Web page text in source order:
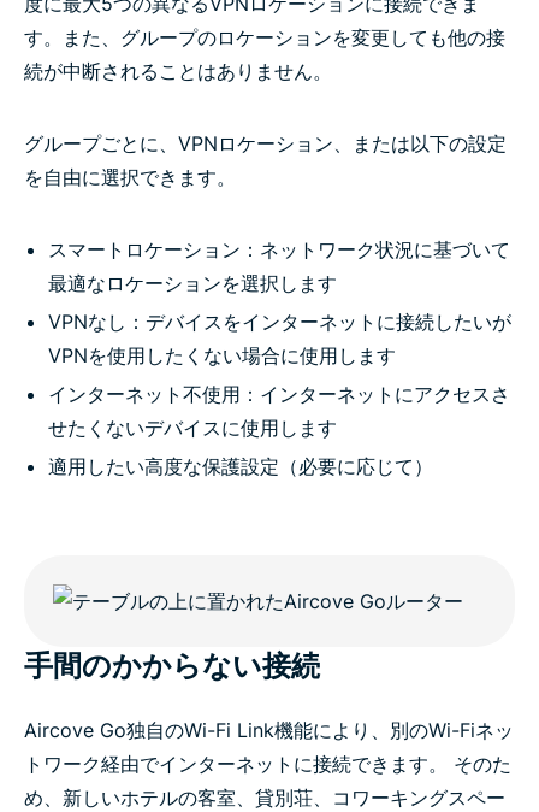
す。また、グループのロケーションを変更しても他の接
続が中断されることはありません。
グループごとに、VPNロケーション、または以下の設定
を自由に選択できます。
スマートロケーション：ネットワーク状況に基づいて
最適なロケーションを選択します
VPNなし：デバイスをインターネットに接続したいが
VPNを使用したくない場合に使用します
インターネット不使用：インターネットにアクセスさ
せたくないデバイスに使用します
適用したい高度な保護設定（必要に応じて）
手間のかからない接続
Aircove Go独自のWi-Fi Link機能により、別のWi-Fiネッ
トワーク経由でインターネットに接続できます。 そのた
め、新しいホテルの客室、貸別荘、コワーキングスペー